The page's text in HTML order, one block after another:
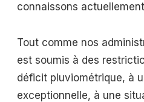
connaissons
Tout comme nos
est soumis à des
déficit pluviométrique, à
exceptionnelle, à une